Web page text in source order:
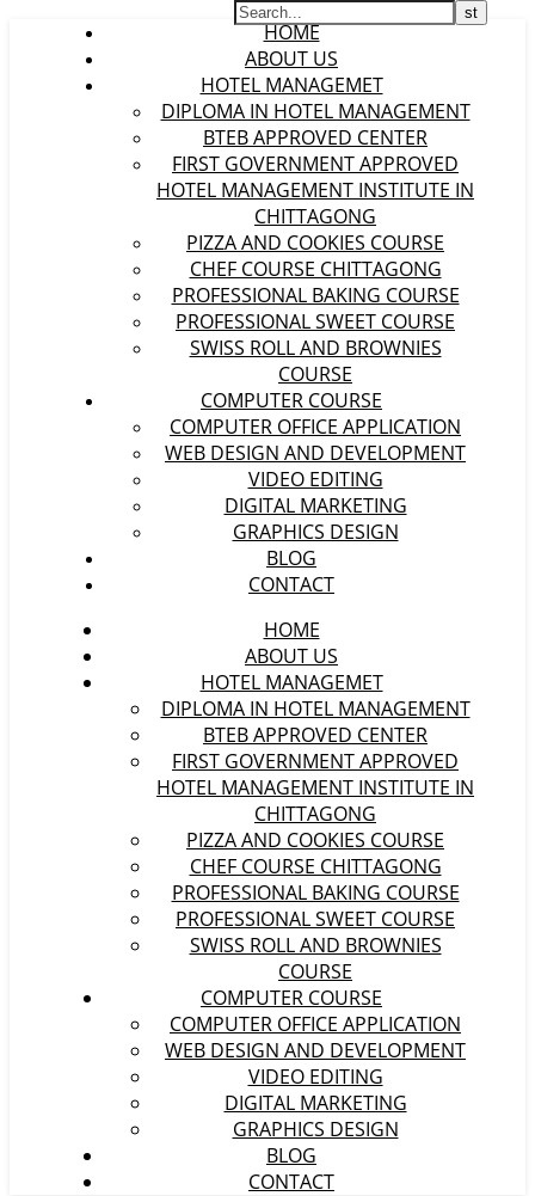
HOME
ABOUT US
HOTEL MANAGEMET
DIPLOMA IN HOTEL MANAGEMENT
BTEB APPROVED CENTER
FIRST GOVERNMENT APPROVED
HOTEL MANAGEMENT INSTITUTE IN
CHITTAGONG
PIZZA AND COOKIES COURSE
CHEF COURSE CHITTAGONG
PROFESSIONAL BAKING COURSE
PROFESSIONAL SWEET COURSE
SWISS ROLL AND BROWNIES
COURSE
COMPUTER COURSE
COMPUTER OFFICE APPLICATION
WEB DESIGN AND DEVELOPMENT
VIDEO EDITING
DIGITAL MARKETING
GRAPHICS DESIGN
BLOG
CONTACT
HOME
ABOUT US
HOTEL MANAGEMET
DIPLOMA IN HOTEL MANAGEMENT
BTEB APPROVED CENTER
FIRST GOVERNMENT APPROVED
HOTEL MANAGEMENT INSTITUTE IN
CHITTAGONG
PIZZA AND COOKIES COURSE
CHEF COURSE CHITTAGONG
PROFESSIONAL BAKING COURSE
PROFESSIONAL SWEET COURSE
SWISS ROLL AND BROWNIES
COURSE
COMPUTER COURSE
COMPUTER OFFICE APPLICATION
WEB DESIGN AND DEVELOPMENT
VIDEO EDITING
DIGITAL MARKETING
GRAPHICS DESIGN
BLOG
CONTACT